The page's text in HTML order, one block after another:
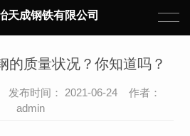
天成钢铁有限公司
的质量状况？你知道吗？
发布时间： 2021-06-24 作者：
admin